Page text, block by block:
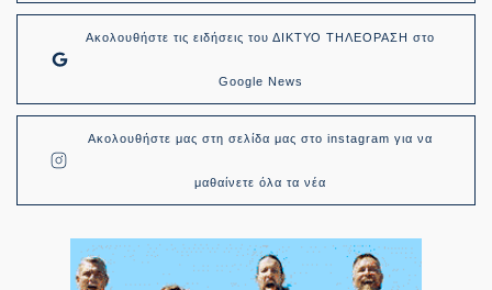
Ακολουθήστε τις ειδήσεις του ΔΙΚΤΥΟ ΤΗΛΕΟΡΑΣΗ στο
Google News
Ακολουθήστε μας στη σελίδα μας στο instagram για να
μαθαίνετε όλα τα νέα